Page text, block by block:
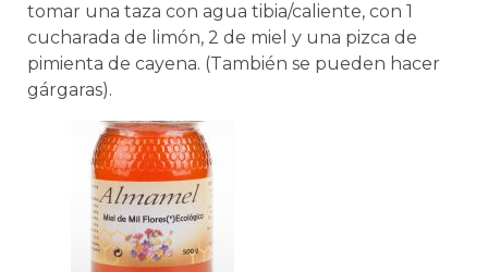
tomar una taza con agua tibia/caliente, con 1
cucharada de limón, 2 de miel y una pizca de
pimienta de cayena. (También se pueden hacer
gárgaras).